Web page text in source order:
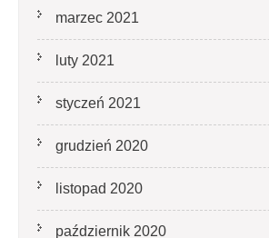
marzec 2021
luty 2021
styczeń 2021
grudzień 2020
listopad 2020
październik 2020